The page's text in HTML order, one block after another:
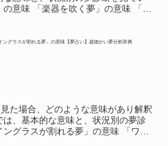
意味 「楽器を吹く夢」の意味 「楽
ングラスが割れる夢」の意味【夢占い】超細かい夢分析辞典
た場合、どのような意味があり解釈
、基本的な意味と、状況別の夢診
グラスが割れる夢」の意味 「ワイ